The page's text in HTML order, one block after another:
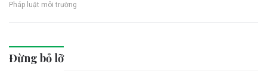
Pháp luật môi trường
Đừng bỏ lỡ